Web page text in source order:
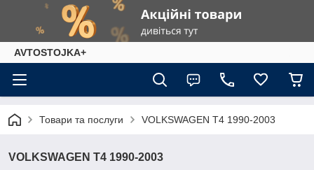
AVTOSTOJKA+
Товари та послуги VOLKSWAGEN T4 1990-2003
VOLKSWAGEN T4 1990-2003